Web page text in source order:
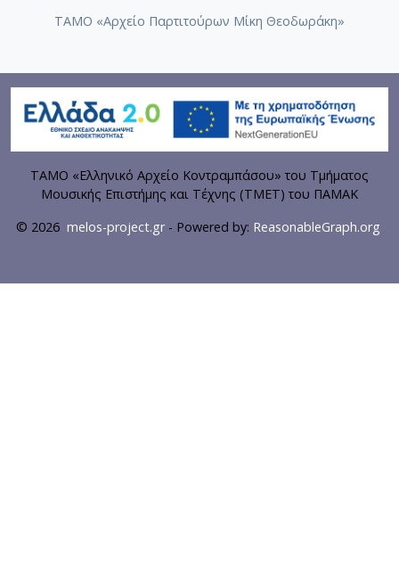
ΤΑΜΟ «Αρχείο Παρτιτούρων Μίκη Θεοδωράκη»
ΤΑΜΟ «Ελληνικό Αρχείο Κοντραμπάσου» του Τμήματος
Μουσικής Επιστήμης και Τέχνης (ΤΜΕΤ) του ΠΑΜΑΚ
© 2026 melos-project.gr- Powered by: ReasonableGraph.org